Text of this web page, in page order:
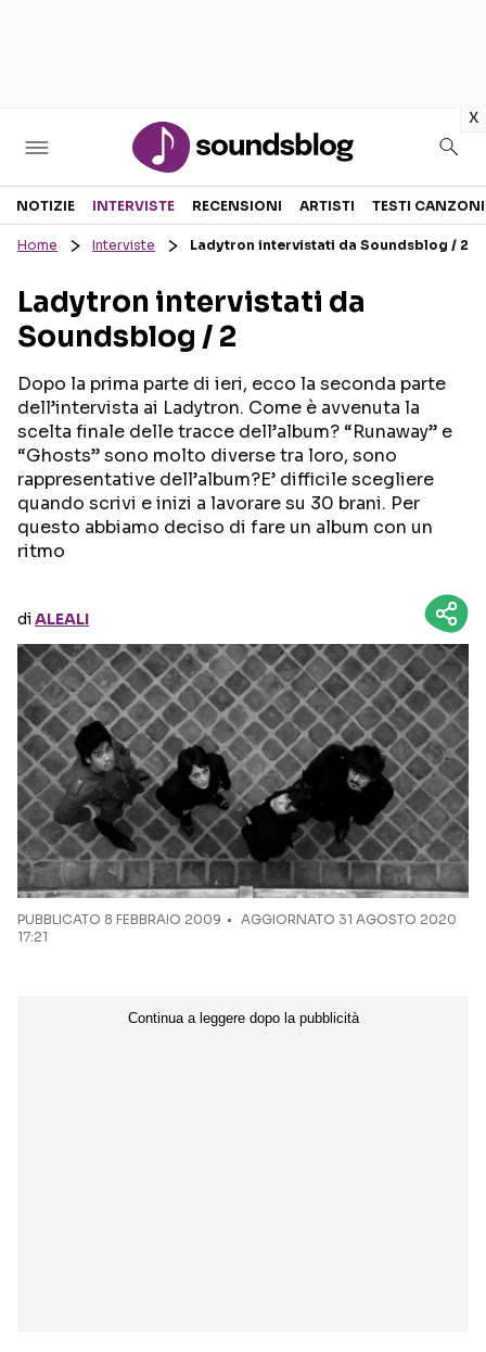
x
Sezioni
RECENSIONI MUSICALI
INTERVISTE
GOSSIP E CURIOSITÀ
TESTI CANZONI
TALENT SHOW
Seguici sui social
NOTIZIE INTERVISTE RECENSIONI ARTISTI TESTI CANZONI
Home Interviste Ladytron intervistati da Soundsblog / 2
Ladytron intervistati da
Soundsblog / 2
Dopo la prima parte di ieri, ecco la seconda parte
dell’intervista ai Ladytron. Come è avvenuta la
scelta finale delle tracce dell’album? “Runaway” e
“Ghosts” sono molto diverse tra loro, sono
rappresentative dell’album?E’ difficile scegliere
quando scrivi e inizi a lavorare su 30 brani. Per
questo abbiamo deciso di fare un album con un
ritmo
diALEALI
PUBBLICATO 8 FEBBRAIO 2009
AGGIORNATO 31 AGOSTO 2020
17:21